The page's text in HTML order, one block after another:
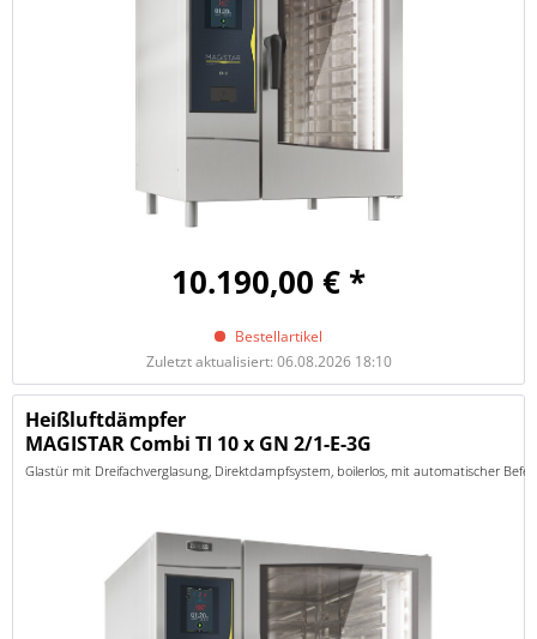
10.190,00 € *
Bestellartikel
Zuletzt aktualisiert: 06.08.2026 18:10
Heißluftdämpfer
MAGISTAR Combi TI 10 x GN 2/1-E-3G
Glastür mit Dreifachverglasung, Direktdampfsystem, boilerlos, mit automatischer